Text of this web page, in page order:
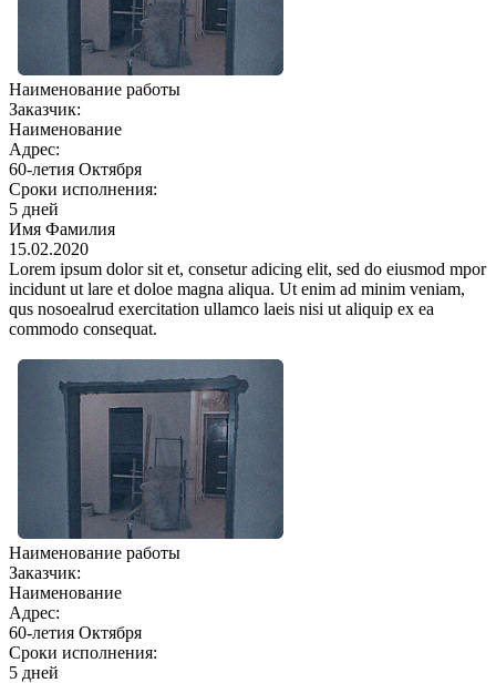
Наименование работы
Заказчик:
Наименование
Адрес:
60-летия Октября
Сроки исполнения:
5 дней
Имя Фамилия
15.02.2020
Lorem ipsum dolor sit et, consetur adicing elit, sed do eiusmod mpor
incidunt ut lare et doloe magna aliqua. Ut enim ad minim veniam,
qus nosoealrud exercitation ullamco laеis nisi ut aliquip ex ea
commodo consequat.
Наименование работы
Заказчик:
Наименование
Адрес:
60-летия Октября
Сроки исполнения:
5 дней